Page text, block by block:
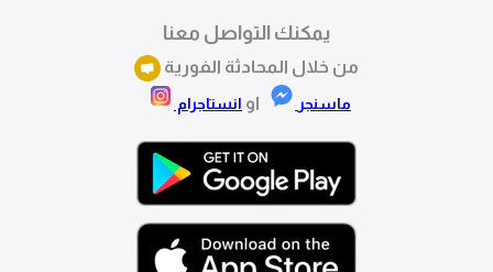
يمكنك التواصل معنا
من خلال المحادثة الفورية
ماسنجر او انستاجرام